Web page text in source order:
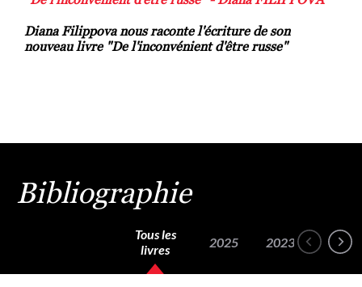
Diana Filippova nous raconte l'écriture de son
nouveau livre "De l'inconvénient d'être russe"
Bibliographie
Tous les
livres
2025 2023